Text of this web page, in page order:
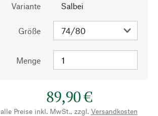
Variante Salbei
Größe
Menge
89,90 €
alle Preise inkl. MwSt., zzgl. Versandkosten